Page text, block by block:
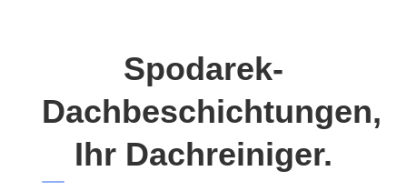
Spodarek-
Dachbeschichtungen,
Ihr Dachreiniger.